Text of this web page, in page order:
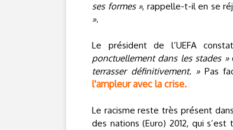
ses formes », rappelle-t-il en se
».
Le président de l’UEFA
ponctuellement dans les stades »
terrasser définitivement. »Pas
l'ampleur avec la crise.
Le racisme reste très présent
des nations (Euro) 2012, qui